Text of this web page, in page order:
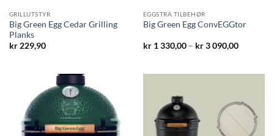
GRILLUTSTYR
Big Green Egg Cedar Grilling
Planks
kr229,90
EGGSTRA TILBEHØR
Big Green Egg ConvEGGtor
kr1 330,00 – kr3 090,00
kr 3